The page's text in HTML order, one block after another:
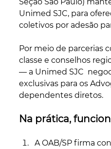
Unimed SJC, para
coletivos por adesão
Por meio de parcerias
classe e conselhos
— a Unimed SJC
exclusivas para os
dependentes diretos.
Na prática,
A OAB/SP firma